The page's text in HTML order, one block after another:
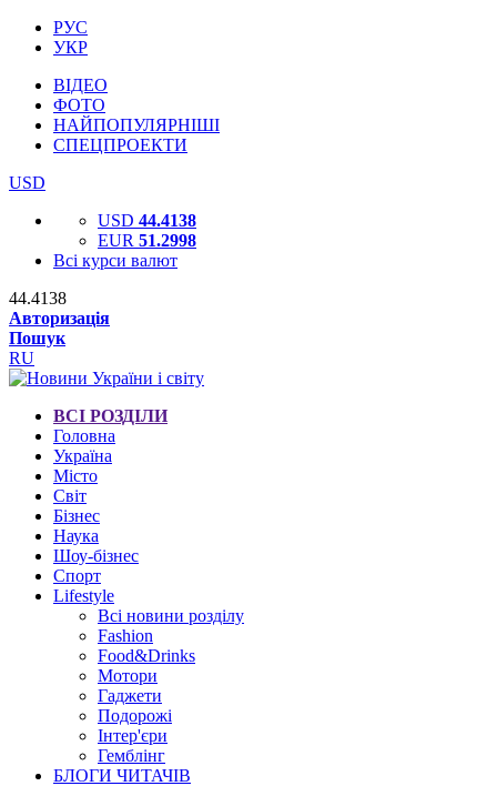
РУС
УКР
ВІДЕО
ФОТО
НАЙПОПУЛЯРНІШІ
СПЕЦПРОЕКТИ
USD
USD 44.4138
EUR 51.2998
Всі курси валют
44.4138
Авторизація
Пошук
RU
ВСІ РОЗДІЛИ
Головна
Україна
Місто
Світ
Бізнес
Наука
Шоу-бізнес
Спорт
Lifestyle
Всі новини розділу
Fashion
Food&Drinks
Мотори
Гаджети
Подорожі
Інтер'єри
Гемблінг
БЛОГИ ЧИТАЧІВ